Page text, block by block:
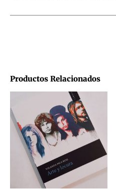
Productos Relacionados